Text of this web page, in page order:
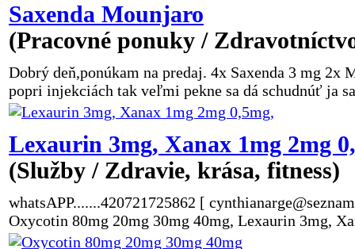
Saxenda Mounjaro
(Pracovné ponuky /
Dobrý deň,ponúkam na predaj. 4x Saxenda 3 mg 2x
popri injekciách tak veľmi pekne sa dá schudnúť ja
Lexaurin 3mg, Xanax 1mg 2mg
(Služby / Zdravie, krása, fitness)
whatsAPP.......420721725862 [
Oxycotin 80mg 20mg 30mg 40mg, Lexaurin 3mg,